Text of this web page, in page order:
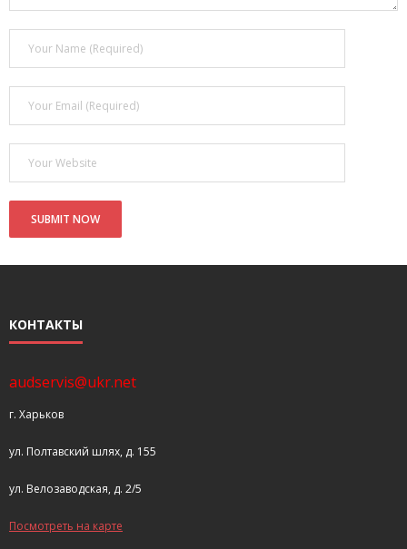
- Покупка усилителя после апгрейда. Случай с Амфитоном
- Конфигурирование и настройка акустических систем для
концертных залов
- Улучшаем звучание — подготовка помещения для
прослушивания музыки.
- Выбираем автомагнитолу
Контакты
КОНТАКТЫ
audservis@ukr.net
г. Харьков
ул. Полтавский шлях, д. 155
ул. Велозаводская, д. 2/5
Посмотреть на карте